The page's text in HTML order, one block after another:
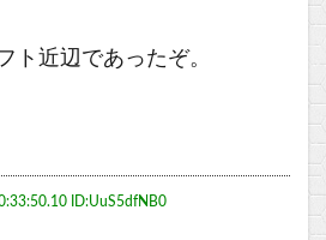
ト近辺であったぞ。
ID:UuS5dfNB0